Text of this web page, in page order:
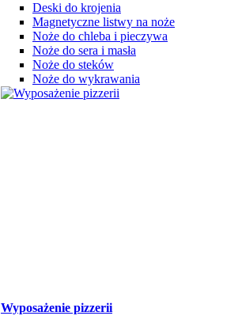
Deski do krojenia
Magnetyczne listwy na noże
Noże do chleba i pieczywa
Noże do sera i masła
Noże do steków
Noże do wykrawania
Wyposażenie pizzerii